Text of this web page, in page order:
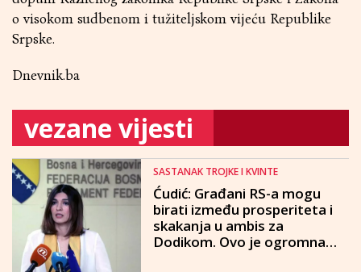
o visokom sudbenom i tužiteljskom vijeću Republike
Srpske.
Dnevnik.ba
vezane vijesti
SASTANAK TROJKE I KVINTE
Ćudić: Građani RS-a mogu
birati između prosperiteta i
skakanja u ambis za
Dodikom. Ovo je ogromna